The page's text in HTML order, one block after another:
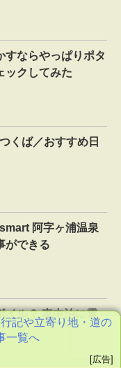
すならやっぱりポタ
ックしてみた
くば／おすすめ日
阿字ヶ浦温泉
ができる
イル？ 車中泊に電
記や立寄り地・道の
一覧へ
[広告]